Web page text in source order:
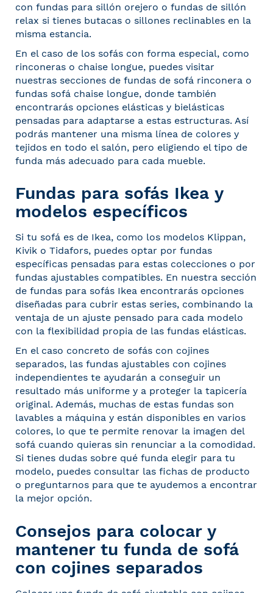
con fundas para sillón orejero o fundas de sillón
relax si tienes butacas o sillones reclinables en la
misma estancia.
En el caso de los sofás con forma especial, como
rinconeras o chaise longue, puedes visitar
nuestras secciones de fundas de sofá rinconera o
fundas sofá chaise longue, donde también
encontrarás opciones elásticas y bielásticas
pensadas para adaptarse a estas estructuras. Así
podrás mantener una misma línea de colores y
tejidos en todo el salón, pero eligiendo el tipo de
funda más adecuado para cada mueble.
Fundas para sofás Ikea y
modelos específicos
Si tu sofá es de Ikea, como los modelos Klippan,
Kivik o Tidafors, puedes optar por fundas
específicas pensadas para estas colecciones o por
fundas ajustables compatibles. En nuestra sección
de fundas para sofás Ikea encontrarás opciones
diseñadas para cubrir estas series, combinando la
ventaja de un ajuste pensado para cada modelo
con la flexibilidad propia de las fundas elásticas.
En el caso concreto de sofás con cojines
separados, las fundas ajustables con cojines
independientes te ayudarán a conseguir un
resultado más uniforme y a proteger la tapicería
original. Además, muchas de estas fundas son
lavables a máquina y están disponibles en varios
colores, lo que te permite renovar la imagen del
sofá cuando quieras sin renunciar a la comodidad.
Si tienes dudas sobre qué funda elegir para tu
modelo, puedes consultar las fichas de producto
o preguntarnos para que te ayudemos a encontrar
la mejor opción.
Consejos para colocar y
mantener tu funda de sofá
con cojines separados